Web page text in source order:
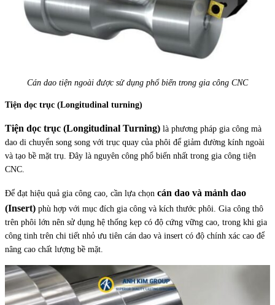
Cán dao tiện ngoài được sử dụng phổ biến trong gia công CNC
Tiện dọc trục (Longitudinal turning)
Tiện dọc trục (Longitudinal Turning) là phương pháp gia công mà
dao di chuyển song song với trục quay của phôi để giảm đường kính ngoài
và tạo bề mặt trụ. Đây là nguyên công phổ biến nhất trong gia công tiện
CNC.
Để đạt hiệu quả gia công cao, cần lựa chọn cán dao và mảnh dao
(Insert) phù hợp với mục đích gia công và kích thước phôi. Gia công thô
trên phôi lớn nên sử dụng hệ thống kẹp có độ cứng vững cao, trong khi gia
công tinh trên chi tiết nhỏ ưu tiên cán dao và insert có độ chính xác cao để
nâng cao chất lượng bề mặt.